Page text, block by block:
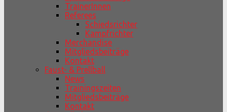
TrainerInnen
Referees
Schiedsrichter
Kampfrichter
Merchandise
Mitgliedsbeiträge
Kontakt
Faust- & Prellball
News
Trainingszeiten
Mitgliedsbeiträge
Kontakt